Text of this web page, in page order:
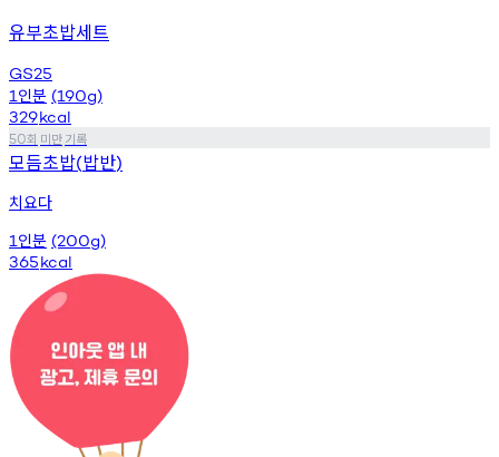
유부초밥세트
GS25
1 인분 (190g)
329kcal
50회 미만기록
모듬초밥(밥반)
치요다
1 인분 (200g)
365kcal